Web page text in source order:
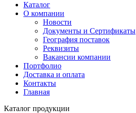
Каталог
О компании
Новости
Документы и Сертификаты
География поставок
Реквизиты
Вакансии компании
Портфолио
Доставка и оплата
Контакты
Главная
Каталог продукции